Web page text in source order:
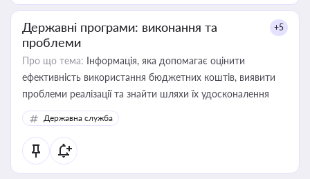
Державні програми: виконання та
проблеми
+5
Про що тема: Інформація, яка допомагає оцінити
ефективність використання бюджетних коштів, виявити
проблеми реалізації та знайти шляхи їх удосконалення
Державна служба